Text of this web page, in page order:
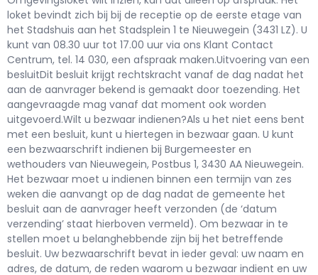
loket bevindt zich bij bij de receptie op de eerste etage van
het Stadshuis aan het Stadsplein 1 te Nieuwegein (3431 LZ). U
kunt van 08.30 uur tot 17.00 uur via ons Klant Contact
Centrum, tel. 14 030, een afspraak maken.Uitvoering van een
besluitDit besluit krijgt rechtskracht vanaf de dag nadat het
aan de aanvrager bekend is gemaakt door toezending. Het
aangevraagde mag vanaf dat moment ook worden
uitgevoerd.Wilt u bezwaar indienen?Als u het niet eens bent
met een besluit, kunt u hiertegen in bezwaar gaan. U kunt
een bezwaarschrift indienen bij Burgemeester en
wethouders van Nieuwegein, Postbus 1, 3430 AA Nieuwegein.
Het bezwaar moet u indienen binnen een termijn van zes
weken die aanvangt op de dag nadat de gemeente het
besluit aan de aanvrager heeft verzonden (de ‘datum
verzending’ staat hierboven vermeld). Om bezwaar in te
stellen moet u belanghebbende zijn bij het betreffende
besluit. Uw bezwaarschrift bevat in ieder geval: uw naam en
adres, de datum, de reden waarom u bezwaar indient en uw